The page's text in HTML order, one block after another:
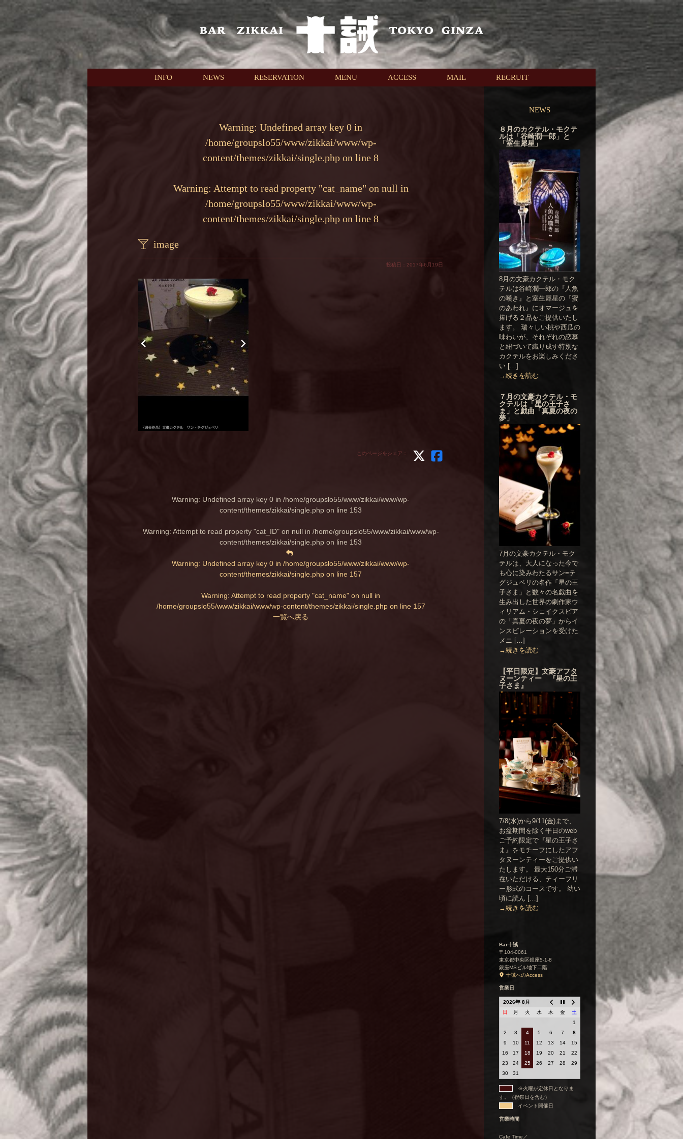
本文へスキップ
INFO NEWS RESERVATION MENU ACCESS MAIL RECRUIT
Warning: Undefined array key 0 in
/home/groupslo55/www/zikkai/www/wp-
content/themes/zikkai/single.php on line 8
Warning: Attempt to read property "cat_name" on null in
/home/groupslo55/www/zikkai/www/wp-
content/themes/zikkai/single.php on line 8
image
投稿日：2017年6月19日
このページをシェア：
Warning: Undefined array key 0 in /home/groupslo55/www/zikkai/www/wp-
content/themes/zikkai/single.php on line 153
Warning: Attempt to read property "cat_ID" on null in /home/groupslo55/www/zikkai/www/wp-
content/themes/zikkai/single.php on line 153
Warning: Undefined array key 0 in /home/groupslo55/www/zikkai/www/wp-
content/themes/zikkai/single.php on line 157
Warning: Attempt to read property "cat_name" on null in
/home/groupslo55/www/zikkai/www/wp-content/themes/zikkai/single.phpon line 157
一覧へ戻る
NEWS
８月のカクテル・モクテ
ルは「谷崎潤一郎」と
「室生犀星」
8月の文豪カクテル・モク
テルは谷崎潤一郎の『人魚
の嘆き』と室生犀星の『蜜
のあわれ』にオマージュを
捧げる２品をご提供いたし
ます。 瑞々しい桃や西瓜の
味わいが、それぞれの恋慕
と紐づいて織り成す特別な
カクテルをお楽しみくださ
い […]
→続きを読む
７月の文豪カクテル・モ
クテルは「星の王子さ
ま」と戯曲「真夏の夜の
夢」
7月の文豪カクテル・モク
テルは、大人になった今で
も心に染みわたるサン=テ
グジュペリの名作「星の王
子さま」と数々の名戯曲を
生み出した世界の劇作家ウ
ィリアム・シェイクスピア
の「真夏の夜の夢」からイ
ンスピレーションを受けた
メニ […]
→続きを読む
【平日限定】文豪アフタ
ヌーンティー 『星の王
子さま』
7/8(水)から9/11(金)まで、
お盆期間を除く平日のweb
ご予約限定で『星の王子さ
ま』をモチーフにしたアフ
タヌーンティーをご提供い
たします。 最大150分ご滞
在いただける、ティーフリ
ー形式のコースです。 幼い
頃に読ん […]
→続きを読む
Bar十誡
〒104-0061
東京都中央区銀座5-1-8
銀座MSビル地下二階
十誡へのAccess
営業日
2026年 8月
日
月 火 水 木 金
土
1
2
3 4 5 6 7
8
9
10 11 12 13 14
15
16
17 18 19 20 21
22
23
24 25 26 27 28
29
30
31
※火曜が定休日となりま
す。（祝祭日を含む）
イベント開催日
営業時間
Cafe Time／